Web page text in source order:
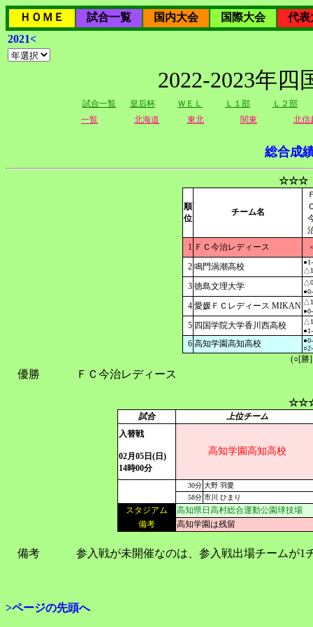
ＨＯＭＥ 試合一覧 国内大会 国際大会
代表
2021<
2022-2023年
試合一覧 皇后杯 ＷＥＬ Ｌ１部
Ｌ２部
一覧
北海道 東北 関東 北信
総合成
☆☆☆
順
位
チーム名
1 ＦＣ今治レディース ×
2 鳴門渦潮高校
3 徳島文理大学
4 愛媛ＦＣレディース MIKAN
5 四国学院大学香川西高校
6 高知学園高知高校
(○[勝
優勝 ＦＣ今治レディース
試合
上位チーム
入替戦
02月05日(日)
14時00分
高知学園高知高校
30分 大野 羽愛
58分 市川 ひまり
スタジアム
高知県日高村総合運動公園球技場
備考
高知学園は残留
備考 参入戦が未開催なのは、参入戦出場チームが1
>ページの先頭へ